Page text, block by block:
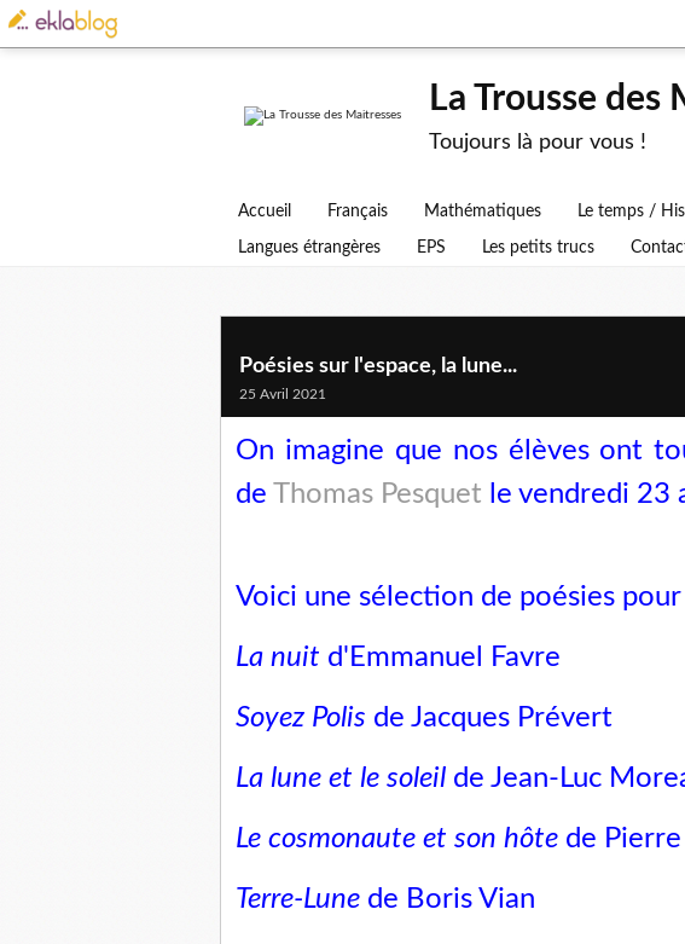
La Trousse des
Toujours là pour vous !
Accueil Français Mathématiques Le temps /
Langues étrangères EPS Les petits trucs
Poésies sur l'espace, la lune...
25 Avril 2021
On imagine que nos élèves ont
de Thomas Pesquet le vendredi 23
Voici une sélection de poésies
La nuit d'Emmanuel Favre
Soyez Polis de Jacques Prévert
La lune et le soleil de Jean-Luc
Le cosmonaute et son hôte de
Terre-Lune de Boris Vian